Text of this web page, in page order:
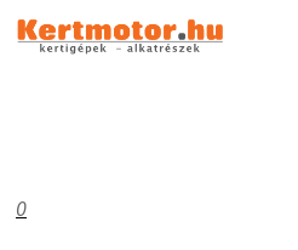
0